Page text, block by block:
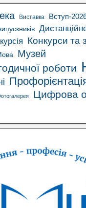
Виставка Вступ-
Конкурси та
Музей
роботи
Цифрова